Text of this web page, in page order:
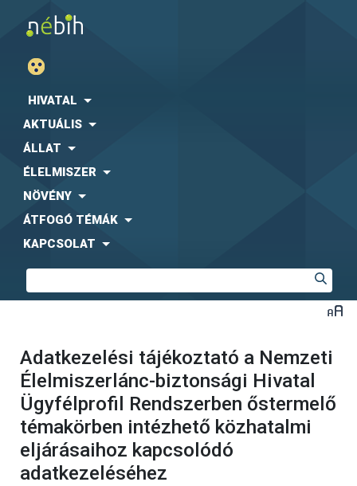
HIVATAL
AKTUÁLIS
ÁLLAT
ÉLELMISZER
NÖVÉNY
ÁTFOGÓ TÉMÁK
KAPCSOLAT
Adatkezelési tájékoztató a Nemzeti
Élelmiszerlánc-biztonsági Hivatal
Ügyfélprofil Rendszerben őstermelő
témakörben intézhető közhatalmi
eljárásaihoz kapcsolódó
adatkezeléséhez